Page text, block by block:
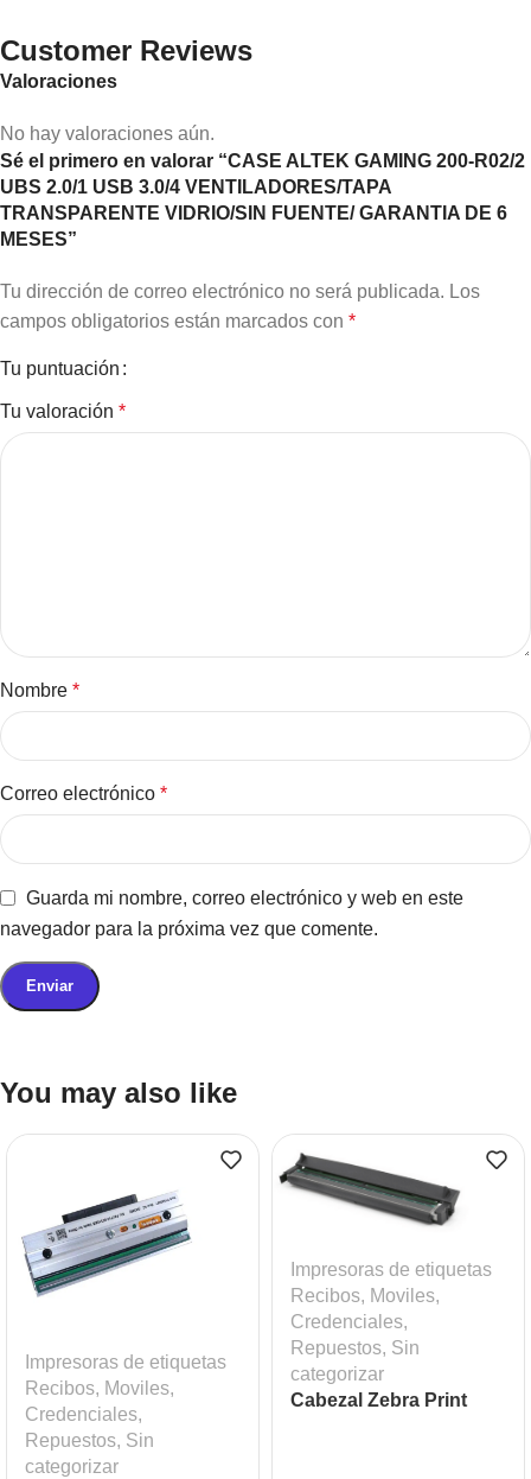
Customer Reviews
Valoraciones
No hay valoraciones aún.
Sé el primero en valorar “CASE ALTEK GAMING 200-R02/2
UBS 2.0/1 USB 3.0/4 VENTILADORES/TAPA
TRANSPARENTE VIDRIO/SIN FUENTE/ GARANTIA DE 6
MESES”
Tu dirección de correo electrónico no será publicada. Los
campos obligatorios están marcados con *
Tu puntuación
Tu valoración *
Nombre *
Correo electrónico *
Guarda mi nombre, correo electrónico y web en este
navegador para la próxima vez que comente.
You may also like
Impresoras de etiquetas
Recibos, Moviles,
Credenciales,
Repuestos, Sin
categorizar
Impresoras de etiquetas
Recibos, Moviles,
Credenciales,
Repuestos, Sin
categorizar
Cabezal Zebra Print